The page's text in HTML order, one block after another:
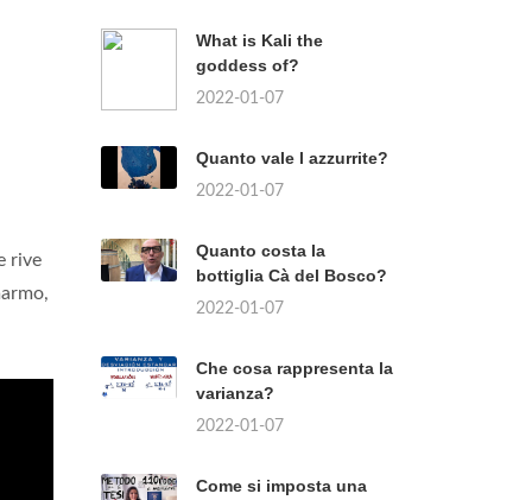
rive
What is Kali the
goddess of?
2022-01-07
Quanto vale l azzurrite?
2022-01-07
Quanto costa la
bottiglia Cà del Bosco?
2022-01-07
Che cosa rappresenta la
varianza?
2022-01-07
Come si imposta una